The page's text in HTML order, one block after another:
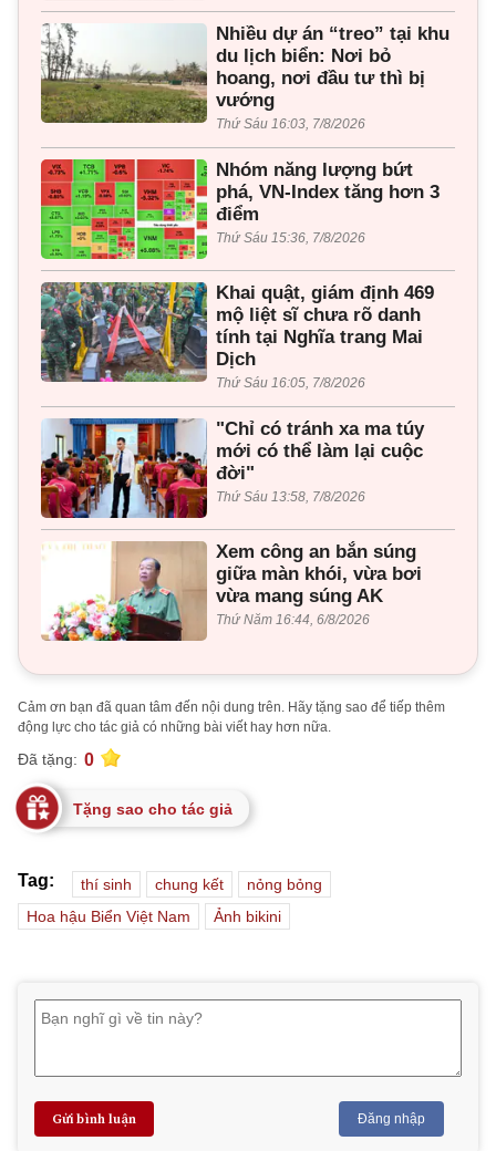
Nhiều dự án “treo” tại khu
du lịch biển: Nơi bỏ
hoang, nơi đầu tư thì bị
vướng
Thứ Sáu 16:03, 7/8/2026
Nhóm năng lượng bứt
phá, VN-Index tăng hơn 3
điểm
Thứ Sáu 15:36, 7/8/2026
Khai quật, giám định 469
mộ liệt sĩ chưa rõ danh
tính tại Nghĩa trang Mai
Dịch
Thứ Sáu 16:05, 7/8/2026
"Chỉ có tránh xa ma túy
mới có thể làm lại cuộc
đời"
Thứ Sáu 13:58, 7/8/2026
Xem công an bắn súng
giữa màn khói, vừa bơi
vừa mang súng AK
Thứ Năm 16:44, 6/8/2026
Cảm ơn bạn đã quan tâm đến nội dung trên. Hãy tặng sao để tiếp thêm
động lực cho tác giả có những bài viết hay hơn nữa.
Đã tặng: 0
Tặng sao cho tác giả
Tag: thí sinh chung kết
nỏng bỏng
Hoa hậu Biển Việt Nam
Ảnh bikini
Gửi bình luận Đăng nhập